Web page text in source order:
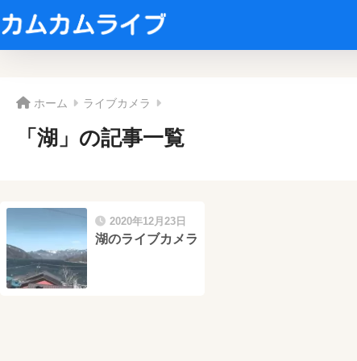
ホーム ライブカメラ
「湖」の記事一覧
2020年12月23日
湖のライブカメラ